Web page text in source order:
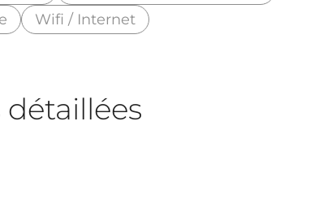
Wifi / Internet
détaillées